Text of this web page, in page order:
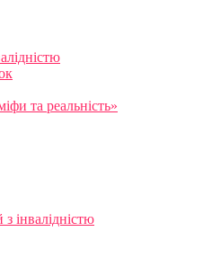
та реальність»
інвалідністю